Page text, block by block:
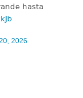
hasta
2026